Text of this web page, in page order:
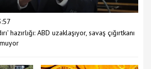
hazırlığı: ABD uzaklaşıyor, savaş çığırtkanı